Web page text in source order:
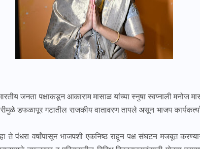
जनता पक्षाकडून आकाराम मासाळ यांच्या स्नुषा स्वप्नाली मनोज
डफळापूर गटातील राजकीय वातावरण तापले असून भाजप
पंधरा वर्षांपासून भाजपशी एकनिष्ठ राहून पक्ष संघटन मजबूत